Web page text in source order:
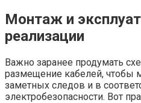
Монтаж и
реализации
Важно заранее продумать
размещение кабелей, чтобы
заметных следов и в
электробезопасности. Вот